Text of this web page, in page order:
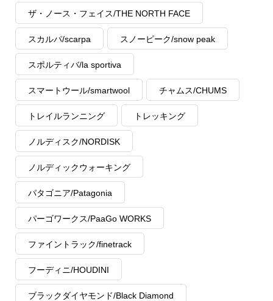
ザ・ノース・フェイス/THE NORTH FACE
スカルパ/scarpa スノーピーク/snow peak
スポルティバ/la sportiva
スマートウール/smartwool チャムス/CHUMS
トレイルランニング トレッキング
ノルディスク/NORDISK
ノルディックウォーキング
パタゴニア/Patagonia
パーゴワークス/PaaGo WORKS
ファイントラック/finetrack
フーディニ/HOUDINI
ブラックダイヤモンド/Black Diamond